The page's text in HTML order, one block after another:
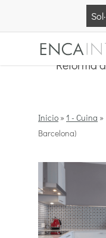
Reforma
Inicio »1 - Cuina »
Barcelona)